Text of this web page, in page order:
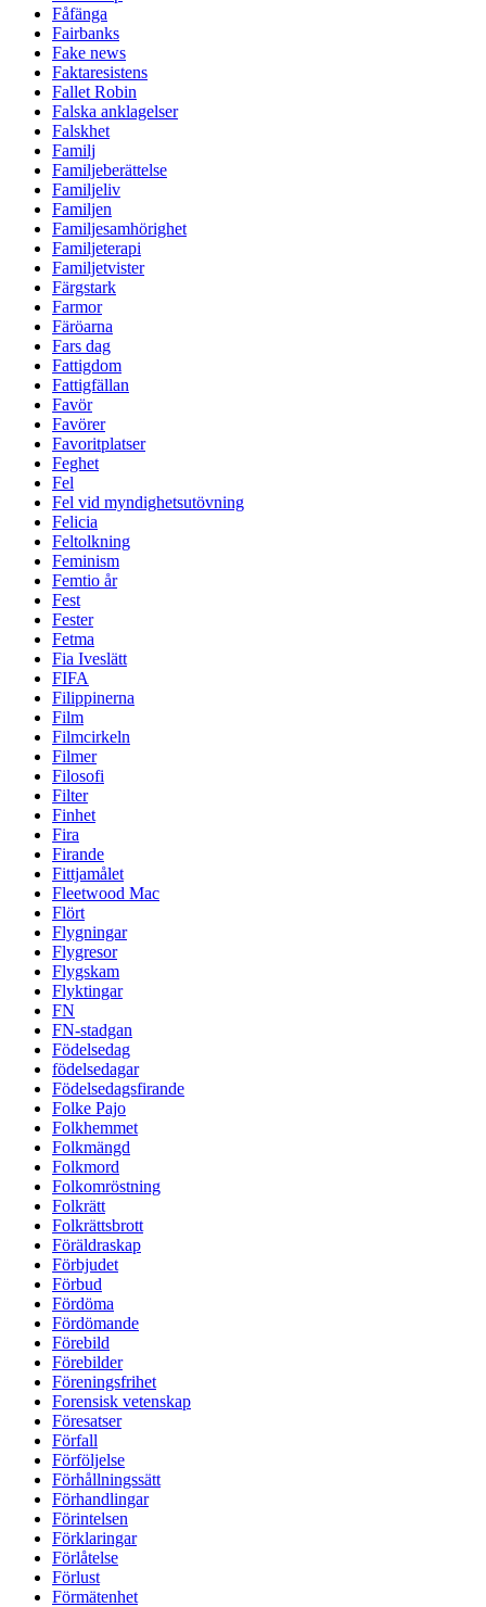
Fåfänga
Fairbanks
Fake news
Faktaresistens
Fallet Robin
Falska anklagelser
Falskhet
Familj
Familjeberättelse
Familjeliv
Familjen
Familjesamhörighet
Familjeterapi
Familjetvister
Färgstark
Farmor
Färöarna
Fars dag
Fattigdom
Fattigfällan
Favör
Favörer
Favoritplatser
Feghet
Fel
Fel vid myndighetsutövning
Felicia
Feltolkning
Feminism
Femtio år
Fest
Fester
Fetma
Fia Iveslätt
FIFA
Filippinerna
Film
Filmcirkeln
Filmer
Filosofi
Filter
Finhet
Fira
Firande
Fittjamålet
Fleetwood Mac
Flört
Flygningar
Flygresor
Flygskam
Flyktingar
FN
FN-stadgan
Födelsedag
födelsedagar
Födelsedagsfirande
Folke Pajo
Folkhemmet
Folkmängd
Folkmord
Folkomröstning
Folkrätt
Folkrättsbrott
Föräldraskap
Förbjudet
Förbud
Fördöma
Fördömande
Förebild
Förebilder
Föreningsfrihet
Forensisk vetenskap
Föresatser
Förfall
Förföljelse
Förhållningssätt
Förhandlingar
Förintelsen
Förklaringar
Förlåtelse
Förlust
Förmätenhet